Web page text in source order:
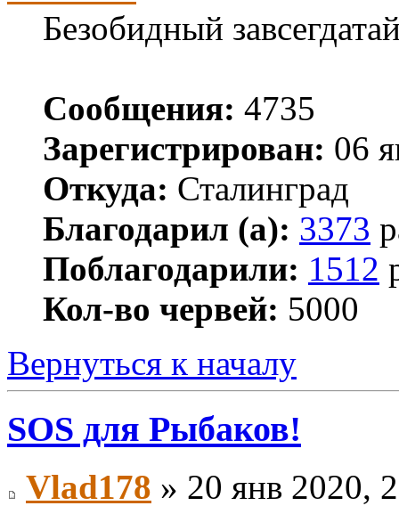
Безобидный
Сообщения: 4735
Зарегистрирован: 06
Откуда: Сталинград
Благодарил (а): 3373
Поблагодарили: 1512
Кол-во червей: 5000
Вернуться к началу
SOS для Рыбаков!
Vlad178 » 20 янв 2020,